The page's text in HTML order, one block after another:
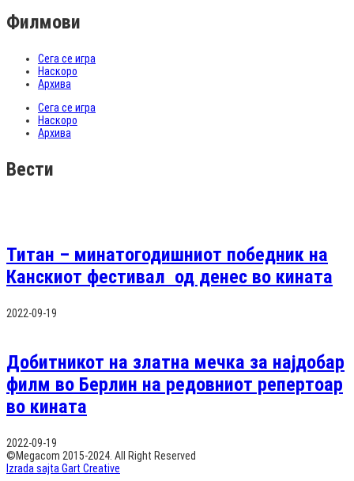
Филмови
Сега се игра
Наскоро
Архива
Сега се игра
Наскоро
Архива
Вести
Титан – минатогодишниот победник на
Канскиот фестивал од денес во кината
2022-09-19
Добитникот на златна мечка за најдобар
филм во Берлин на редовниот репертоар
во кината
2022-09-19
©Megacom 2015-2024. All Right Reserved
Izrada sajta Gart Creative